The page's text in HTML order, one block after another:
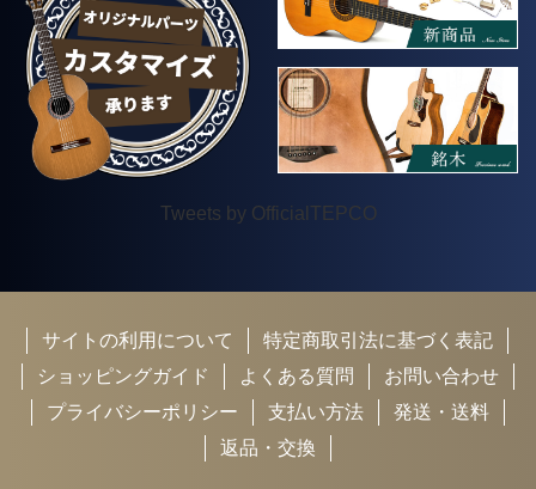
Tweets by OfficialTEPCO
サイトの利用について
特定商取引法に基づく表記
ショッピングガイド
よくある質問
お問い合わせ
プライバシーポリシー
支払い方法
発送・送料
返品・交換